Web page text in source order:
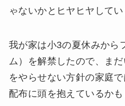
ゃないかとヒヤヒヤしてい
我が家は小3の夏休みから
ム）を解禁したので、ま
をやらせない方針の家庭
配布に頭を抱えているかも